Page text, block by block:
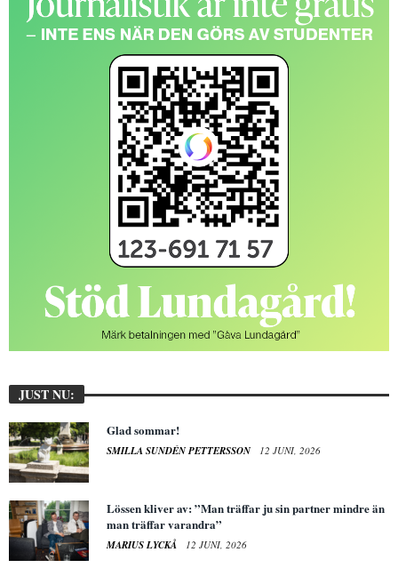
JUST NU:
Glad sommar!
SMILLA SUNDÉN PETTERSSON 12 JUNI, 2026
Lössen kliver av: ”Man träffar ju sin partner mindre än
man träffar varandra”
MARIUS LYCKÅ 12 JUNI, 2026